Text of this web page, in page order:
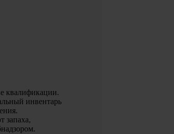
квалификации.
инвентарь
запаха,